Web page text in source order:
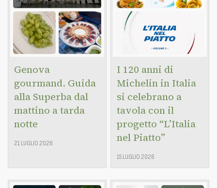
Genova
gourmand. Guida
alla Superba dal
mattino a tarda
notte
21 LUGLIO 2026
I 120 anni di
Michelin in Italia
si celebrano a
tavola con il
progetto “L’Italia
nel Piatto”
15 LUGLIO 2026